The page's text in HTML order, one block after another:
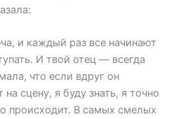
и каждый раз все начинают
И твой отец — всегда
что если вдруг он
сцену, я буду знать, я точно
происходит. В самых смелых